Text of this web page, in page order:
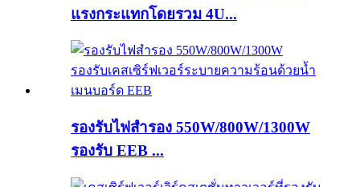
แรงกระแทกโดยรวม 4U...
รองรับไฟสำรอง 550W/800W/1300W
รองรับ EEB ...